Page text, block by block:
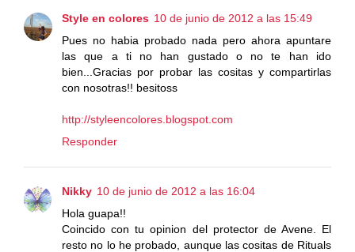
Style en colores 10 de junio de 2012 a las 15:49
Pues no habia probado nada pero ahora apuntare
las que a ti no han gustado o no te han ido
bien...Gracias por probar las cositas y compartirlas
con nosotras!! besitoss
http://styleencolores.blogspot.com
Responder
Nikky 10 de junio de 2012 a las 16:04
Hola guapa!!
Coincido con tu opinion del protector de Avene. El
resto no lo he probado, aunque las cositas de Rituals